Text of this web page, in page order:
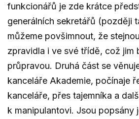
funkcionářů je zde krátce
generálních sekretářů (později
můžeme povšimnout, že
zpravidla i ve své třídě, což jim
průpravou. Druhá část se
kanceláře Akademie, počínaje
kanceláře, přes tajemníka a
k manipulantovi. Jsou popsány